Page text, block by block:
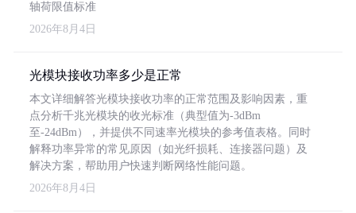
轴荷限值标准
2026年8月4日
光模块接收功率多少是正常
本文详细解答光模块接收功率的正常范围及影响因素，重
点分析千兆光模块的收光标准（典型值为-3dBm
至-24dBm），并提供不同速率光模块的参考值表格。同时
解释功率异常的常见原因（如光纤损耗、连接器问题）及
解决方案，帮助用户快速判断网络性能问题。
2026年8月4日